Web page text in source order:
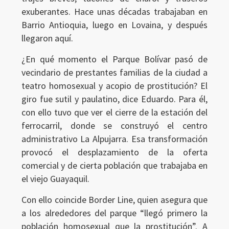
exuberantes. Hace unas décadas trabajaban en
Barrio Antioquia, luego en Lovaina, y después
llegaron aquí.
¿En qué momento el Parque Bolívar pasó de
vecindario de prestantes familias de la ciudad a
teatro homosexual y acopio de prostitución? El
giro fue sutil y paulatino, dice Eduardo. Para él,
con ello tuvo que ver el cierre de la estación del
ferrocarril, donde se construyó el centro
administrativo La Alpujarra. Esa transformación
provocó el desplazamiento de la oferta
comercial y de cierta población que trabajaba en
el viejo Guayaquil.
Con ello coincide Border Line, quien asegura que
a los alrededores del parque “llegó primero la
población homosexual que la prostitución”. A